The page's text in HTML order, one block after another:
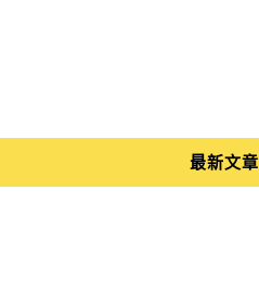
Yuki's Life
Main Menu
最新文章